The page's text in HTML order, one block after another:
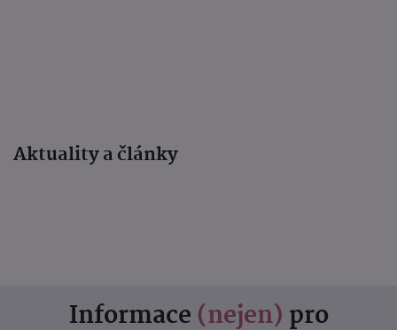
Aktuality a články
Informace (nejen) pro